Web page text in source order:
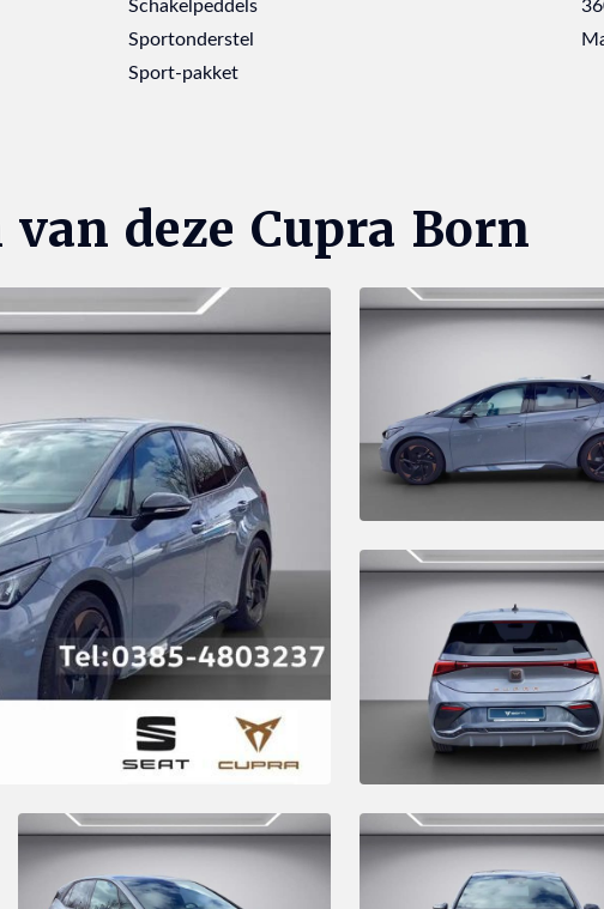
Sportonderstel
Sport-pakket
deze Cupra Born